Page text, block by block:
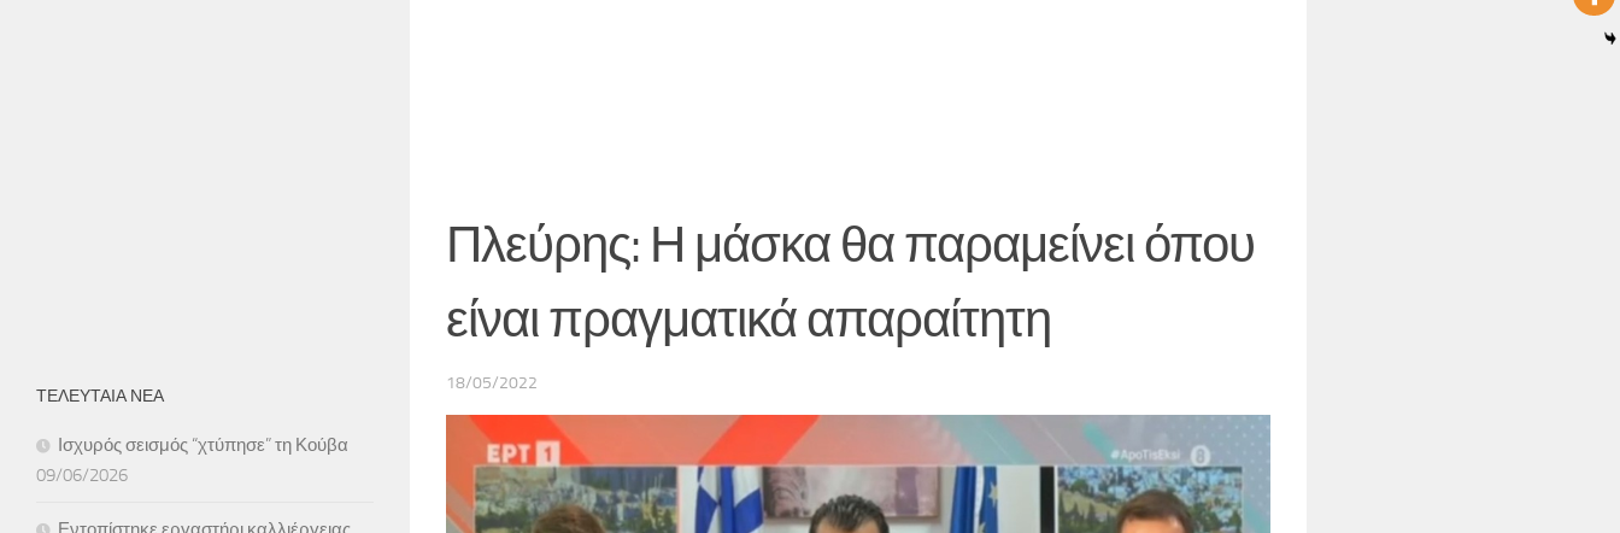
Πλεύρης: Η μάσκα θα παραμείνει όπου
είναι πραγματικά απαραίτητη
18/05/2022
ΤΕΛΕΥΤΑΙΑ ΝΕΑ
Ισχυρός σεισμός “χτύπησε” τη Κούβα
09/06/2026